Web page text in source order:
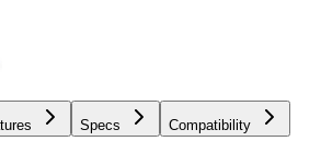
Specs Compatibility